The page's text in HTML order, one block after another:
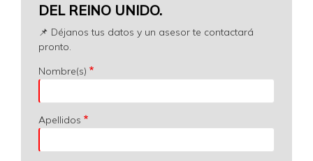
DEL REINO UNIDO.
📌 Déjanos tus datos y un asesor te contactará
pronto.
Nombre(s)
Apellidos